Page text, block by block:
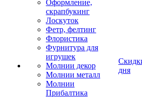
Оформление,
скрапбукинг
Лоскуток
Фетр, фелтинг
Флористика
Фурнитура для
игрушек
Молнии декор
Молнии металл
Молнии
Прибалтика
дня